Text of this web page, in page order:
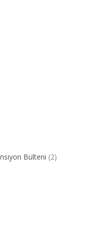
Bülteni (2)